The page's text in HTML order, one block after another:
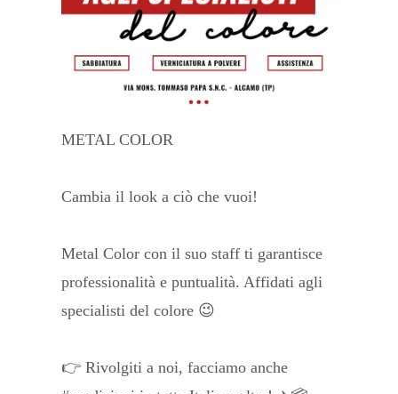
METAL COLOR
Cambia il look a ciò che vuoi!
Metal Color con il suo staff ti garantisce
professionalità e puntualità. Affidati agli
specialisti del colore 😉
👉 Rivolgiti a noi, facciamo anche